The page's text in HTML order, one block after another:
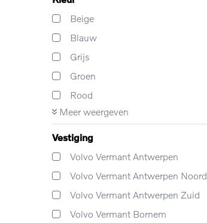
Beige
Blauw
Grijs
Groen
Rood
Meer weergeven
Vestiging
Volvo Vermant Antwerpen
Volvo Vermant Antwerpen Noord
Volvo Vermant Antwerpen Zuid
Volvo Vermant Bornem